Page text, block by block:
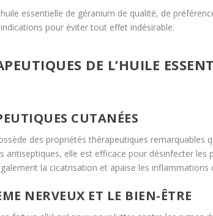
essentielle de géranium de qualité, de
pour éviter tout effet indésirable.
DE L’HUILE
CUTANÉES
des propriétés thérapeutiques remarquables
antiseptiques, elle est efficace pour désinfecter les
la cicatrisation et apaise les inflammations
NERVEUX ET LE BIEN-ÊTRE